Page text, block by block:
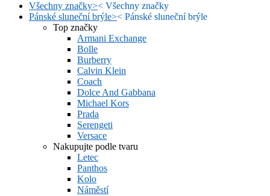
Všechny značky>< Všechny značky
Pánské sluneční brýle>< Pánské sluneční brýle
Top značky
Armani Exchange
Bolle
Burberry
Calvin Klein
Coach
Dolce And Gabbana
Michael Kors
Prada
Serengeti
Versace
Nakupujte podle tvaru
Letec
Panthos
Kolo
Náměstí